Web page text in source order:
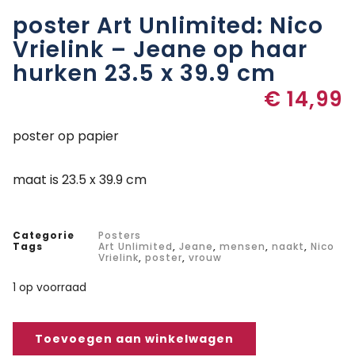
poster Art Unlimited: Nico
Vrielink – Jeane op haar
hurken 23.5 x 39.9 cm
€ 14,99
poster op papier
maat is 23.5 x 39.9 cm
Categorie
Posters
Tags
Art Unlimited, Jeane, mensen, naakt, Nico
Vrielink, poster, vrouw
1 op voorraad
Toevoegen aan winkelwagen